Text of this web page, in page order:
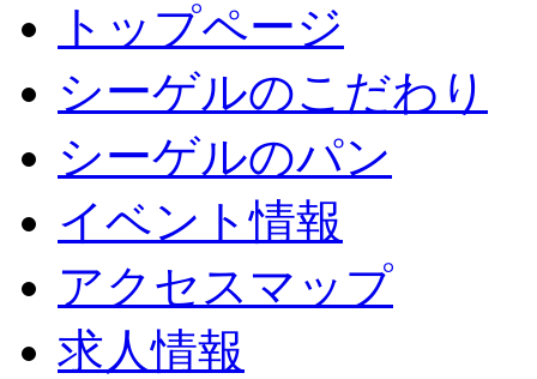
トップページ
シーゲルのこだわり
シーゲルのパン
イベント情報
アクセスマップ
求人情報